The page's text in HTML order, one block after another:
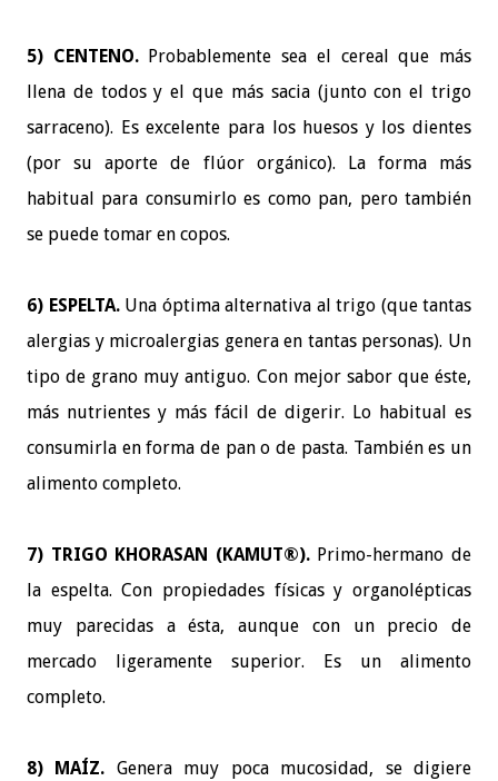
5) CENTENO.Probablemente sea el cereal que más
llena de todos y el que más sacia (junto con el trigo
sarraceno). Es excelente para los huesos y los dientes
(por su aporte de flúor orgánico). La forma más
habitual para consumirlo es como pan, pero también
se puede tomar en copos.
6) ESPELTA.Una óptima alternativa al trigo (que tantas
alergias y microalergias genera en tantas personas). Un
tipo de grano muy antiguo. Con mejor sabor que éste,
más nutrientes y más fácil de digerir. Lo habitual es
consumirla en forma de pan o de pasta. También es un
alimento completo.
7) TRIGO KHORASAN (KAMUT®).Primo-hermano de
la espelta. Con propiedades físicas y organolépticas
muy parecidas a ésta, aunque con un precio de
mercado ligeramente superior. Es un alimento
completo.
8) MAÍZ. Genera muy poca mucosidad, se digiere